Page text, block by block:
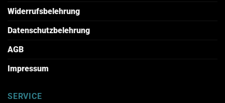
Widerrufsbelehrung
Datenschutzbelehrung
AGB
Impressum
SERVICE